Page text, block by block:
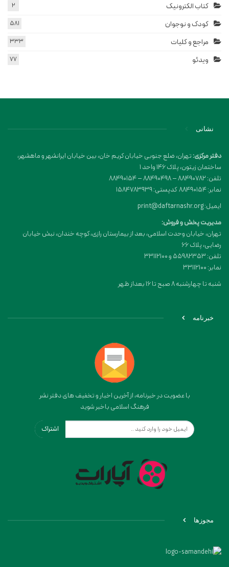
کتاب الکترونیک 2
کودک و نوجوان 581
مراجع و کلیات 333
ویدئو 77
نشانی
دفتر مرکزی:تهران، ضلع جنوبی خیابان کریم خان، بین خیابان ایرانشهر و ماهشهر،
ساختمان زیتون، پلاک 146 واحد 1
تلفن: 88490782 – 88490498 – 88490154
نمابر: 88490154 کدپستی: 1584783939
ایمیل: print@daftarnashr.org
مدیریت پخش و فروش:
تهران، خیابان وحدت اسلامی، بعد از بیمارستان رازی، کوچه خندان، نبش خیابان
رضایی، پلاک ۶۶
تلفن: 55982353 و 33112100
نمابر: 33112100
شنبه تا چهارشنبه 8 صبح تا 16 بعداز ظهر
خبرنامه
با عضویت در خبرنامه، از آخرین اخبار و تخفیف های دفتر نشر
فرهنگ اسلامی باخبر شوید
اشتراک
مجوزها